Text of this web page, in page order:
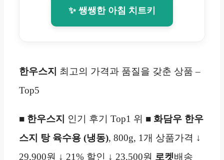
✨ 쌩쌩한 아침 치트키
한우스지 최고의 가격과 품질을 갖춘 상품 –
Top5
■ 한우스지 인기 후기 Top1 위 ■ 화담우 한우
스지 탕 육수용 (냉동), 800g, 1개 상품가격 ↓
29,900원 ↓ 21% 할인 ↓ 23,500원 로켓배송